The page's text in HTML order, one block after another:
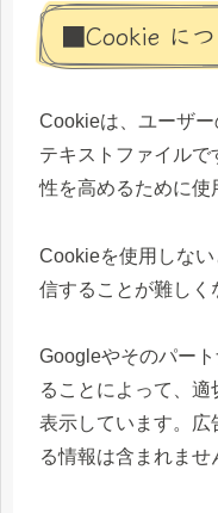
■Cookie につ
Cookieは、ユーザ
テキストファイル
性を高めるために使
Cookieを使用しな
信することが難しく
Googleやそのパー
ることによって、
表示しています。広
る情報は含まれませ